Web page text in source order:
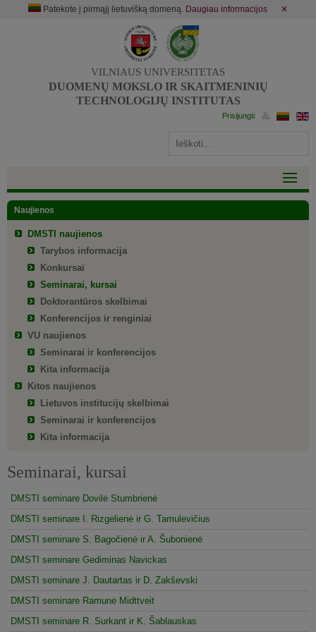
Patekote į pirmąjį lietuvišką domeną. Daugiau informacijos ✕
VILNIAUS UNIVERSITETAS
DUOMENŲ MOKSLO IR SKAITMENINIŲ
TECHNOLOGIJŲ INSTITUTAS
Naujienos
DMSTI naujienos
Tarybos informacija
Konkursai
Seminarai, kursai
Doktorantūros skelbimai
Konferencijos ir renginiai
VU naujienos
Seminarai ir konferencijos
Kita informacija
Kitos naujienos
Lietuvos institucijų skelbimai
Seminarai ir konferencijos
Kita informacija
Seminarai, kursai
DMSTI seminare Dovilė Stumbrienė
DMSTI seminare I. Rizgelienė ir G. Tamulevičius
DMSTI seminare S. Bagočienė ir A. Šubonienė
DMSTI seminare Gediminas Navickas
DMSTI seminare J. Dautartas ir D. Zakševski
DMSTI seminare Ramunė Midttveit
DMSTI seminare R. Surkant ir K. Šablauskas